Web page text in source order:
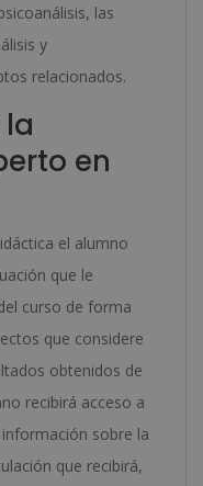
las
y
relacionados.
en
el alumno
que le
curso de forma
que considere
obtenidos de
recibirá acceso a
sobre la
que recibirá,